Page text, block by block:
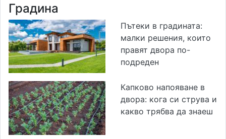
Градина
Пътеки в градината:
малки решения, които
правят двора по-
подреден
Капково напояване в
двора: кога си струва и
какво трябва да знаеш